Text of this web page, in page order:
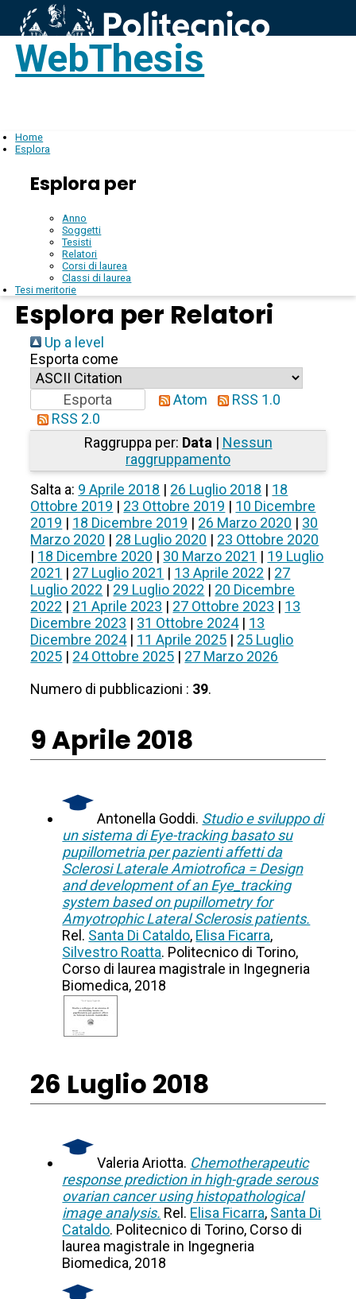
WebThesis
Home
Esplora
Esplora per
Anno
Soggetti
Tesisti
Relatori
Corsi di laurea
Classi di laurea
Tesi meritorie
Esplora per Relatori
Up a level
Esporta come
Atom
RSS 1.0
RSS 2.0
Raggruppa per: Data| Nessun
raggruppamento
Salta a: 9 Aprile 2018 | 26 Luglio 2018 | 18
Ottobre 2019 | 23 Ottobre 2019 | 10 Dicembre
2019 | 18 Dicembre 2019 | 26 Marzo 2020 | 30
Marzo 2020 | 28 Luglio 2020 | 23 Ottobre 2020
| 18 Dicembre 2020 | 30 Marzo 2021 | 19 Luglio
2021 | 27 Luglio 2021 | 13 Aprile 2022 | 27
Luglio 2022 | 29 Luglio 2022 | 20 Dicembre
2022 | 21 Aprile 2023 | 27 Ottobre 2023 | 13
Dicembre 2023 | 31 Ottobre 2024| 13
Dicembre 2024| 11 Aprile 2025 | 25 Luglio
2025 | 24 Ottobre 2025 | 27 Marzo 2026
Numero di pubblicazioni : 39.
9 Aprile 2018
Antonella Goddi. Studio e sviluppo di
un sistema di Eye-tracking basato su
pupillometria per pazienti affetti da
Sclerosi Laterale Amiotrofica = Design
and development of an Eye_tracking
system based on pupillometry for
Amyotrophic Lateral Sclerosis patients.
Rel. Santa Di Cataldo, Elisa Ficarra,
Silvestro Roatta. Politecnico di Torino,
Corso di laurea magistrale in Ingegneria
Biomedica, 2018
26 Luglio 2018
Valeria Ariotta. Chemotherapeutic
response prediction in high-grade serous
ovarian cancer using histopathological
image analysis. Rel. Elisa Ficarra, Santa Di
Cataldo. Politecnico di Torino, Corso di
laurea magistrale in Ingegneria
Biomedica, 2018